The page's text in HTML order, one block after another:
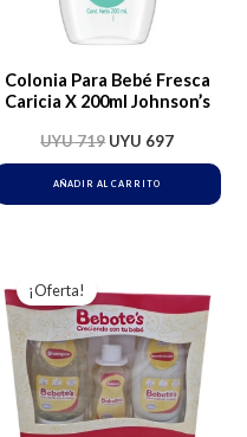
Colonia Para Bebé Fresca
Caricia X 200ml Johnson’s
UYU719 UYU 697
AÑADIR AL CARRITO
¡Oferta!
original
era:
UYU 770.
actual
es:
UYU 747.